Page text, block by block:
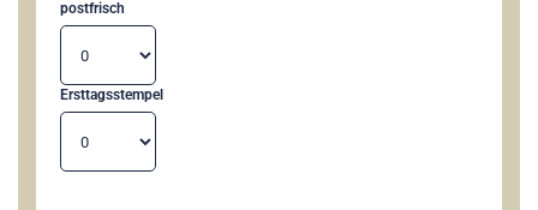
postfrisch
Ersttagsstempel